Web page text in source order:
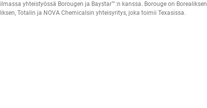
yhteistyössä Borougen ja Baystar™:n kanssa. Borouge on Borealiksen
Totalin ja NOVA Chemicalsin yhteisyritys, joka toimii Texasissa.